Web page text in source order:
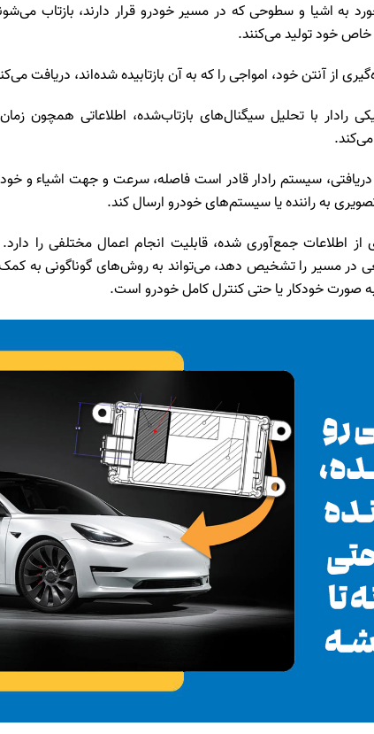
به اشیا و سطوحی که در مسیر خودرو قرار دارند، بازتاب
خاص خود تولید می‌کنند.
از آنتن خود، امواجی را که به آن بازتابیده شده‌اند، دریافت
رادار با تحلیل سیگنال‌های بازتاب‌شده، اطلاعاتی همچون
دریافتی، سیستم رادار قادر است فاصله، سرعت و جهت اشیاء و
به راننده یا سیستم‌های خودرو ارسال کند.
از اطلاعات جمع‌آوری شده، قابلیت انجام اعمال مختلفی را دارد.
در مسیر را تشخیص دهد، می‌تواند به روش‌های گوناگونی به کمک
صورت خودکار یا حتی کنترل کامل خودرو است.